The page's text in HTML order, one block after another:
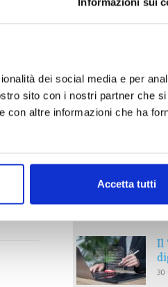
dei social media e per
sito con i nostri partner che
con altre informazioni che ha
Accetta tutti
Il
30